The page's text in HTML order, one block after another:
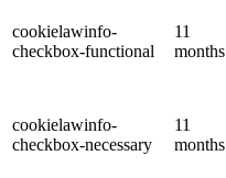
cookielawinfo-
checkbox-functional
11
months
cookielawinfo-
checkbox-necessary
11
months